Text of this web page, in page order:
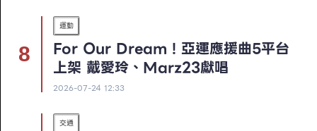
運動
For Our Dream！亞運應援曲5平台
上架 戴愛玲、Marz23獻唱
2026-07-24 12:33
交通